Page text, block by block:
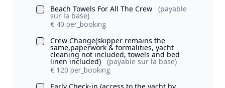
Beach Towels For All The Crew
(payable
sur la base)
€ 40 per_booking
Crew Change(skipper remains the
same,paperwork & formalities, yacht
cleaning not included, towels and bed
linen included)
(payable sur la base)
€ 120 per_booking